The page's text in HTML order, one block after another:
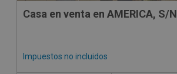
Casa en venta en AMERICA, S/N
Impuestos no incluidos